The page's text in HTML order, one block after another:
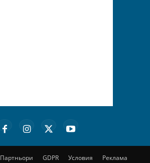
Партньори GDPR Условия Реклама